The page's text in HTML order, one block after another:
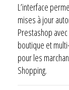
L’interface
mises à jour
Prestashop
boutique et
pour les
Shopping.